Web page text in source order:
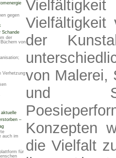
gegen
Schande
der
von
Verhetzung
aktuelle
–
auch im
für
der
von Malerei,
und
Konzepten
die Vielfalt